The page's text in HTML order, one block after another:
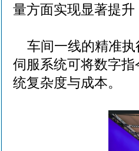
量方面实现显著提
车间一线的精准执
伺服系统可将数字
统复杂度与成本。